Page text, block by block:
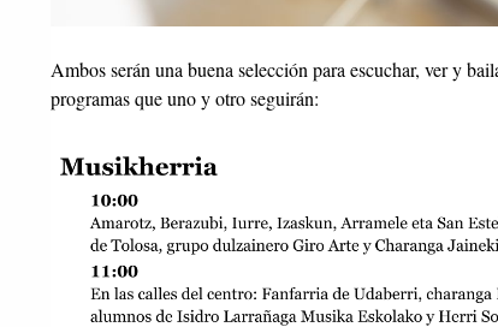
Ambos serán una buena selección para escuchar, ver y
programas que uno y otro seguirán: